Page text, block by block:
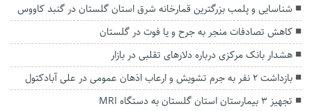
شناسایی و پلمب بزرگترین قمارخانه شرق استان گلستان در گنبد کاووس
کاهش تصادفات منجر به جرح و یا فوت در گلستان
هشدار بانک مرکزی درباره دلارهای تقلبی در بازار
بازداشت ۲ نفر به جرم تشویش و ارعاب اذهان عمومی در علی آبادکتول
تجهیز ۳ بیمارستان استان گلستان به دستگاه MRI